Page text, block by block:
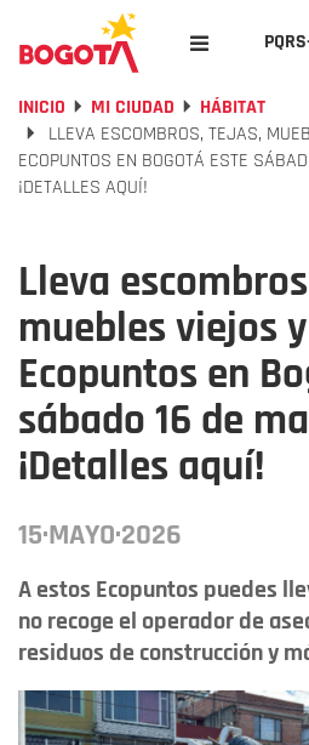
INICIO MI CIUDAD
HÁBITAT
LLEVA ESCOMBROS, TEJAS,
ECOPUNTOS EN BOGOTÁ ESTE
¡DETALLES AQUÍ!
Lleva
muebles viejos
Ecopuntos en
sábado 16 de
¡Detalles aquí!
15·MAYO·2026
A estos Ecopuntos puedes
no recoge el operador de
residuos de construcción y